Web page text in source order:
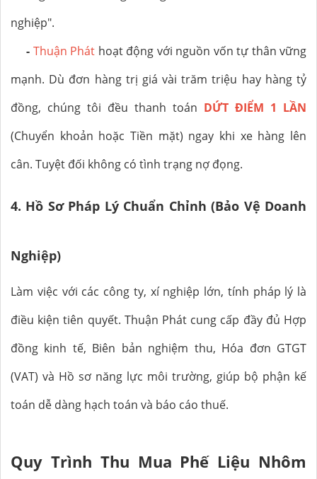
nghiệp".
- Thuận Phát hoạt động với nguồn vốn tự thân vững
mạnh. Dù đơn hàng trị giá vài trăm triệu hay hàng tỷ
đồng, chúng tôi đều thanh toán DỨT ĐIỂM 1 LẦN
(Chuyển khoản hoặc Tiền mặt) ngay khi xe hàng lên
cân. Tuyệt đối không có tình trạng nợ đọng.
4. Hồ Sơ Pháp Lý Chuẩn Chỉnh (Bảo Vệ Doanh
Nghiệp)
Làm việc với các công ty, xí nghiệp lớn, tính pháp lý là
điều kiện tiên quyết. Thuận Phát cung cấp đầy đủ Hợp
đồng kinh tế, Biên bản nghiệm thu, Hóa đơn GTGT
(VAT) và Hồ sơ năng lực môi trường, giúp bộ phận kế
toán dễ dàng hạch toán và báo cáo thuế.
Quy Trình Thu Mua Phế Liệu Nhôm